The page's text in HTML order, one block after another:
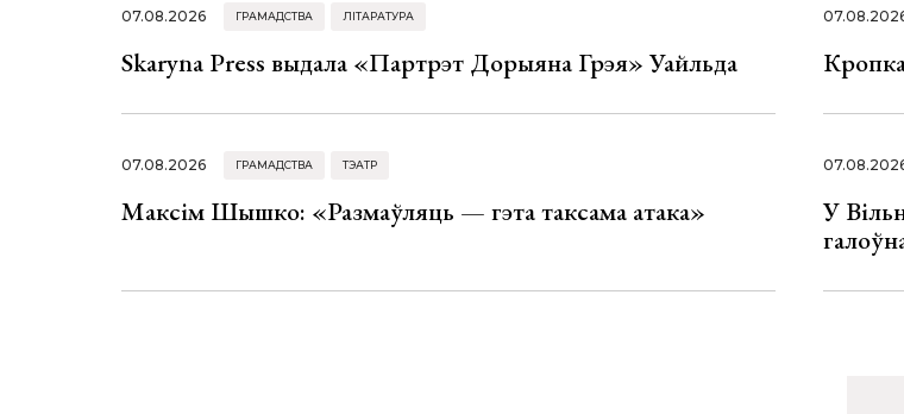
07.08.2026 ГРАМАДСТВА ЛІТАРАТУРА
Skaryna Press выдала «Партрэт Дорыяна Грэя» Уайльда
07.08.2026 ГРАМАДСТВА ТЭАТР
Максім Шышко: «Размаўляць — гэта таксама атака»
У